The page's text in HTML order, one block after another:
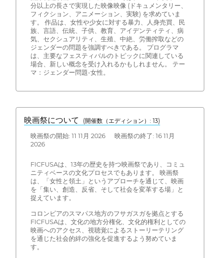
分以上の長さで実現した映像映像 (ドキュメンタリー、
フィクション、アニメーション、実験) を求めていま
す。 作品は、女性や少女に対する暴力、人身売買、民
族、言語、伝統、子供、教育、アイデンティティ、病
気、セクシュアリティ、生殖、中絶、労働搾取などの
ジェンダーの問題を強調すべきである。 プログラマ
は、主要なフェスティバルのトピックに関連している
場合、新しい概念を受け入れるかもしれません。 テー
マ：ジェンダー問題-女性。
映画祭について (開催数（エディション）: 13)
映画祭の開始: 11 11月 2026 映画祭の終了: 16 11月
2026
FICFUSAは、13年の歴史を持つ映画祭であり、コミュ
ニティベースの文化プロセスでもあります。 映画祭
は、「女性と領土」というアプローチを通じて、映画
を「集い、創造、反省、そして社会を変革する場」と
捉えています。
コロンビアのスマパス地方のフサガスガを拠点とする
FICFUSAは、文化の地方分権化、文化的権利としての
映画へのアクセス、視聴覚によるストーリーテリング
を通じた社会的絆の強化を促進するよう努めていま
す。